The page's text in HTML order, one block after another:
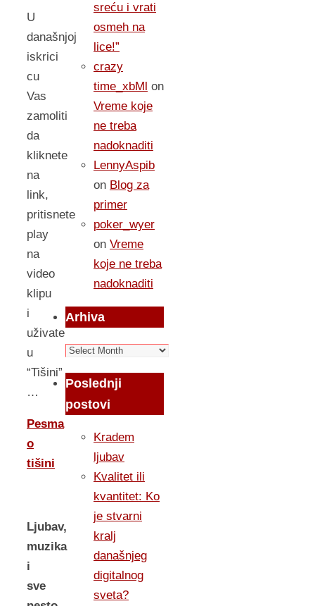
U
današnjoj
iskrici
cu
Vas
zamoliti
da
kliknete
na
link,
pritisnete
play
na
video
klipu
i
uživate
u
“Tišini”
…
Pesma
o
tišini
Ljubav,
muzika
i
sve
sreću i vrati
osmeh na
lice!”
crazy
time_xbMl on
Vreme koje
ne treba
nadoknaditi
LennyAspib
on Blog za
primer
poker_wyer
on Vreme
koje ne treba
nadoknaditi
Arhiva
Arhiva
Poslednji
postovi
Kradem
ljubav
Kvalitet ili
kvantitet: Ko
je stvarni
kralj
današnjeg
digitalnog
sveta?